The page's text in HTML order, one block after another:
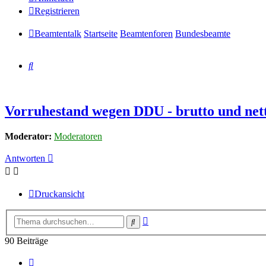
Registrieren
Beamtentalk Startseite Beamtenforen Bundesbeamte
Suche
Vorruhestand wegen DDU - brutto und
Moderator: Moderatoren
Antworten
Druckansicht
Suche
90 Beiträge